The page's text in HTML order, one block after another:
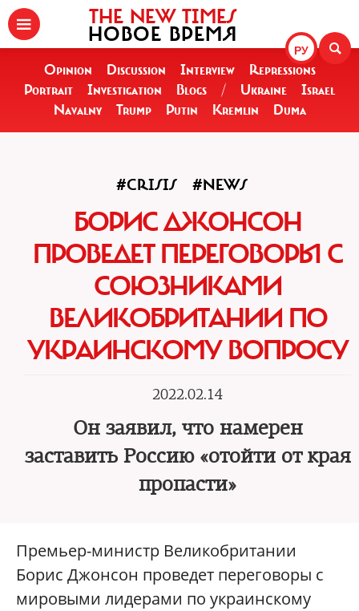
РУ
THE NEW TIMES
НОВОЕ ВРЕМЯ
Opinion Discussion Interview
Repressions
Portrait
Investigation Blogs / Ukraine
Israel
Navalny
Trump Putin Kremlin Duma
#CRISIS #NEWS
БОРИС ДЖОНСОН
ПРОВЕДЕТ ПЕРЕГОВОРЫ С
СОЮЗНИКАМИ
ВЕЛИКОБРИТАНИИ ПО
УКРАИНСКОМУ ВОПРОСУ
2022.02.14
Он заявил, что намерен
заставить Россию «отойти от края
пропасти»
Премьер-министр Великобритании
Борис Джонсон проведет переговоры с
мировыми лидерами по украинскому